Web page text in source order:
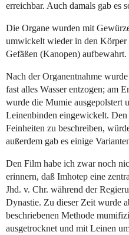
erreichbar. Auch damals gab es
Die Organe wurden mit
umwickelt wieder in den Körper
Gefäßen (Kanopen) aufbewahrt.
Nach der Organentnahme
fast alles Wasser entzogen; am
wurde die Mumie ausgepolstert
Leinenbinden eingewickelt.
Feinheiten zu beschreiben,
außerdem gab es einige
Den Film habe ich zwar noch
erinnern, daß Imhotep eine
Jhd. v. Chr. während der
Dynastie. Zu dieser Zeit wurde
beschriebenen Methode
ausgetrocknet und mit Leinen